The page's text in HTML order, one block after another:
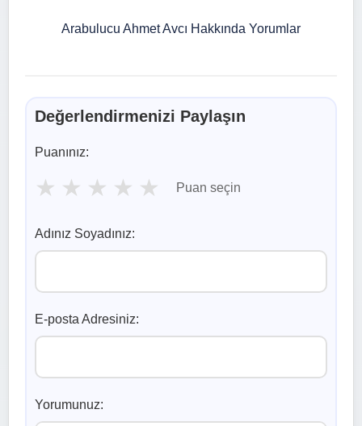
Arabulucu Ahmet Avcı Hakkında Yorumlar
Değerlendirmenizi Paylaşın
Puanınız:
★ ★ ★ ★ ★ Puan seçin
Adınız Soyadınız:
E-posta Adresiniz:
Yorumunuz: